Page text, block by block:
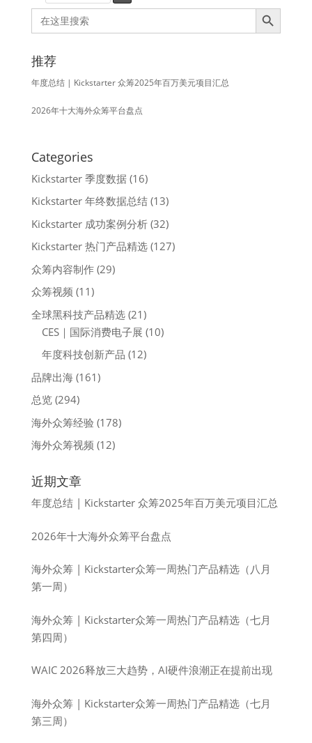
Search
for:
Search Button
推荐
年度总结 | Kickstarter 众筹2025年百万美元项目汇总
2026年十大海外众筹平台盘点
Categories
Kickstarter 季度数据(16)
Kickstarter 年终数据总结(13)
Kickstarter 成功案例分析(32)
Kickstarter 热门产品精选(127)
众筹内容制作(29)
众筹视频 (11)
全球黑科技产品精选(21)
CES｜国际消费电子展 (10)
年度科技创新产品 (12)
品牌出海(161)
总览(294)
海外众筹经验 (178)
海外众筹视频 (12)
近期文章
年度总结 | Kickstarter 众筹2025年百万美元项目汇总
2026年十大海外众筹平台盘点
海外众筹 | Kickstarter众筹一周热门产品精选（八月
第一周）
海外众筹 | Kickstarter众筹一周热门产品精选（七月
第四周）
WAIC 2026释放三大趋势，AI硬件浪潮正在提前出现
海外众筹 | Kickstarter众筹一周热门产品精选（七月
第三周）